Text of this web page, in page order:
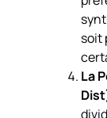
soit
La